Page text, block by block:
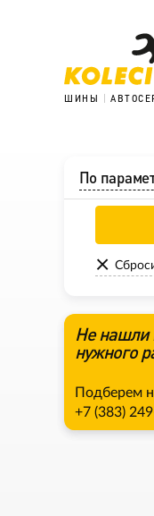
ШИНЫ
По
Не
нужного
Подберем
+7 (383)